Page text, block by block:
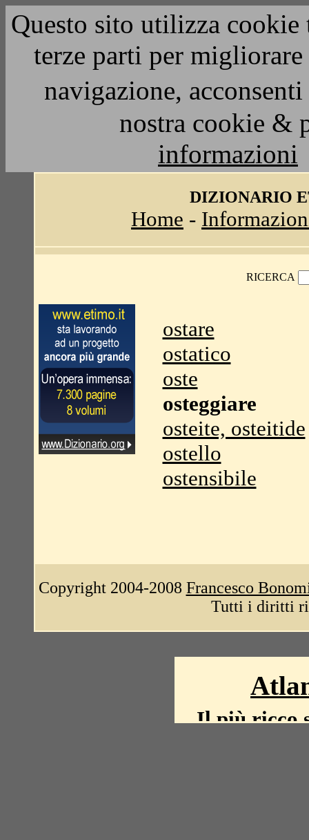
Questo sito utilizza
terze parti per
navigazione,
nostra cookie &
informazioni
DIZIONARIO
Home -
RICERCA
ostare
ostatico
oste
osteggiare
osteite, osteitide
ostello
ostensibile
Copyright 2004-2008 Francesco
Tutti i diritti
Il più ricco